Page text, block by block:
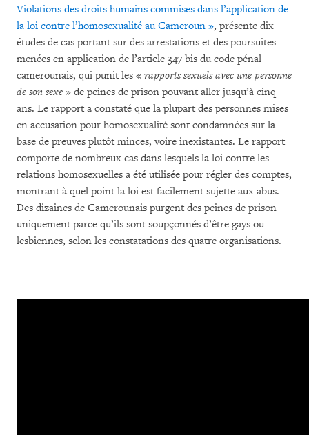
Violations des droits humains commises dans l’application de
la loi contre l’homosexualité au Cameroun », présente dix
études de cas portant sur des arrestations et des poursuites
menées en application de l’article 347 bis du code pénal
camerounais, qui punit les « rapports sexuels avec une personne
de son sexe » de peines de prison pouvant aller jusqu’à cinq
ans. Le rapport a constaté que la plupart des personnes mises
en accusation pour homosexualité sont condamnées sur la
base de preuves plutôt minces, voire inexistantes. Le rapport
comporte de nombreux cas dans lesquels la loi contre les
relations homosexuelles a été utilisée pour régler des comptes,
montrant à quel point la loi est facilement sujette aux abus.
Des dizaines de Camerounais purgent des peines de prison
uniquement parce qu’ils sont soupçonnés d’être gays ou
lesbiennes, selon les constatations des quatre organisations.